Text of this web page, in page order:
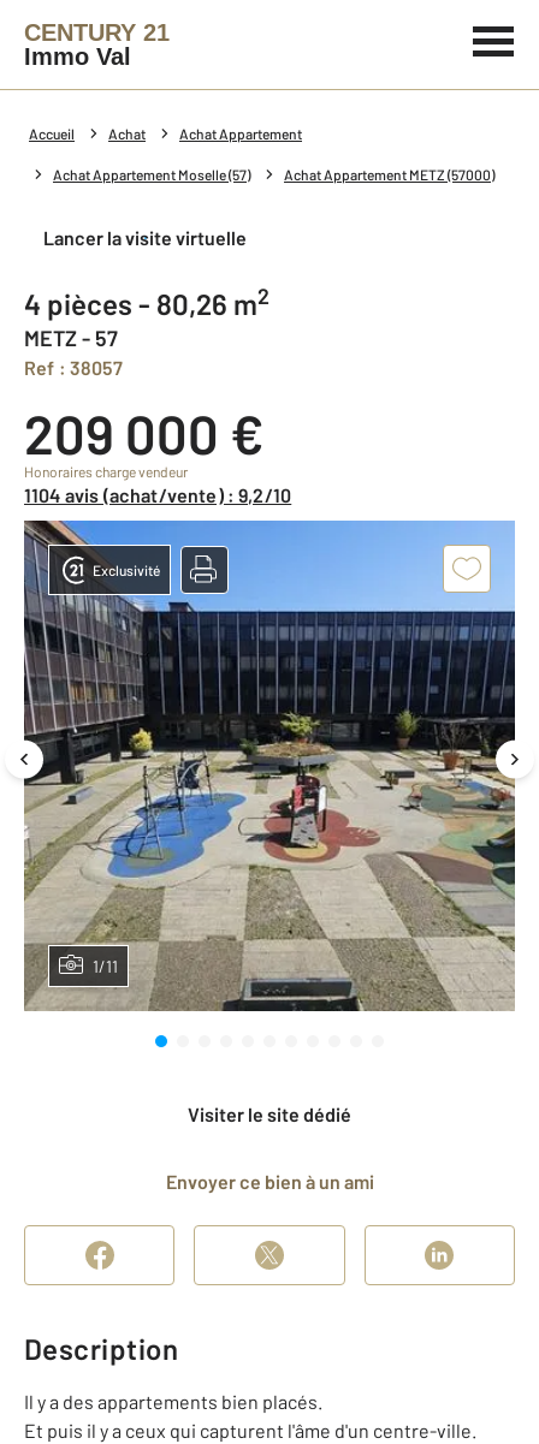
CENTURY 21
Immo Val
Accueil Achat Achat Appartement
Achat Appartement Moselle (57) Achat Appartement METZ (57000)
Lancer la visite virtuelle
4 pièces - 80,26 m2
METZ - 57
Ref : 38057
209 000 €
Honoraires charge vendeur
1104 avis (achat/vente) : 9,2/10
1/11
Exclusivité
Visiter le site dédié
Envoyer ce bien à un ami
Description
Il y a des appartements bien placés.
Et puis il y a ceux qui capturent l'âme d'un centre-ville.